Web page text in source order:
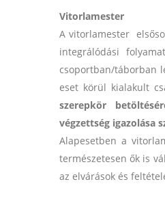
Vitorlamester
A vitorlamester
integrálódási
csoportban/táborban
eset körül kialakult
szerepkör
végzettség igazolása
Alapesetben a
természetesen ők is
az elvárások és